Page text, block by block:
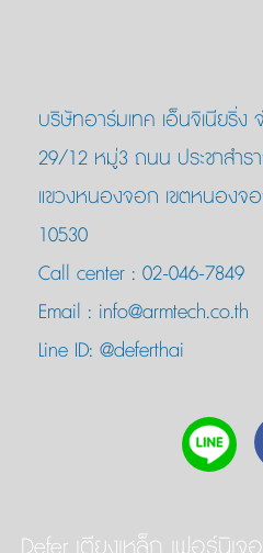
บริษัทอาร์มเทค เอ็นจิเนียริ่ง
29/12 หมู่3 ถนน ประชาสำ
แขวงหนองจอก เขตหนองจ
10530
Call center : 02-046-7849
Email : info@armtech.co.th
Line ID: @deferthai